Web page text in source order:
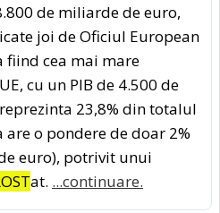
de miliarde de euro,
joi de Oficiul European
fiind cea mai mare
cu un PIB de 4.500 de
23,8% din totalul
are o pondere de doar 2%
euro), potrivit unui
at. ...continuare.